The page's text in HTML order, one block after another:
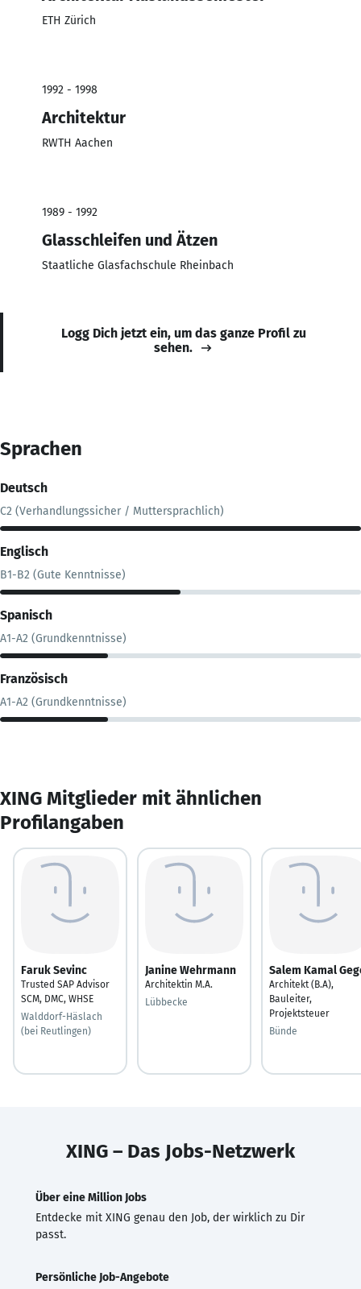
ETH Zürich
1992 - 1998
Architektur
RWTH Aachen
1989 - 1992
Glasschleifen und Ätzen
Staatliche Glasfachschule Rheinbach
Logg Dich jetzt ein, um das ganze Profil zu
sehen.
Sprachen
Deutsch
C2 (Verhandlungssicher / Muttersprachlich)
Englisch
B1-B2 (Gute Kenntnisse)
Spanisch
A1-A2 (Grundkenntnisse)
Französisch
A1-A2 (Grundkenntnisse)
XING Mitglieder mit ähnlichen
Profilangaben
Faruk Sevinc
Trusted SAP Advisor
SCM, DMC, WHSE
Walddorf-Häslach
(bei Reutlingen)
Janine Wehrmann
Architektin M.A.
Lübbecke
Salem Kamal
Architekt (B.A),
Bauleiter,
Projektsteuer
Bünde
XING – Das Jobs-Netzwerk
Über eine Million Jobs
Entdecke mit XING genau den Job, der wirklich zu Dir
passt.
Persönliche Job-Angebote